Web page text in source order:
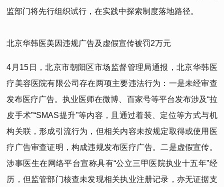
监部门将先行组织试行，在实践中探索制度落地路径。
北京华韩医美因违规广告及虚假宣传被罚2万元
4月15日，北京市朝阳区市场监督管理局通报，北京华韩医
疗美容医院有限公司存在两项主要违法行为：一是未经审查
发布医疗广告。执业医师在微博、百家号等平台发布涉及“拉
皮手术”“SMAS提升”等内容，且通过着装、定位等方式与机
构关联，形成引流行为，但相关内容未按规定取得或使用医
疗广告审查证明，构成违规发布医疗广告。二是虚假宣传。
涉事医生在网络平台宣称具有“公立三甲医院执业十五年”经
历，但监管部门核查未发现相关执业注册记录，亦无证据支